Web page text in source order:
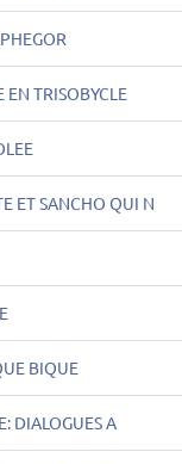
TRISOBYCLE
ET SANCHO QUI N
BIQUE
DIALOGUES A